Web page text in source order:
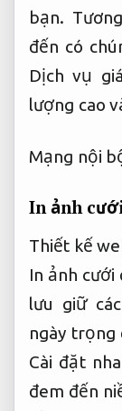
bạn.
đến có
Dịch vụ
lượng cao
Mạng nội
In ảnh
Thiết kế
In ảnh cưới
lưu giữ
ngày trọng
Cài đặt
đem đến